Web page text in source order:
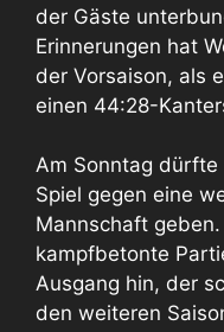
der Gäste
Erinnerungen hat
der Vorsaison, als
einen 44:28-
Am Sonntag dürfte
Spiel gegen eine
Mannschaft
kampfbetonte
Ausgang hin, der
den weiteren